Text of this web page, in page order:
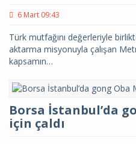
6 Mart 09:43
Türk mutfağını değerleriyle
aktarma misyonuyla çalışan
kapsamın…
Borsa İstanbul’da
için çaldı